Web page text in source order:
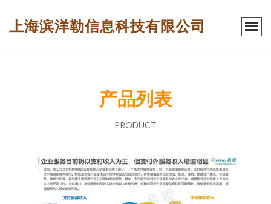
上海滨洋勒信息科技有限公司
产品列表
PRODUCT